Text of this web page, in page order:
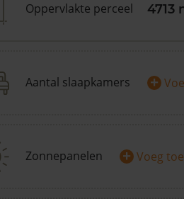
Oppervlakte perceel 4713
Aantal slaapkamers +
Zonnepanelen + Voeg toe